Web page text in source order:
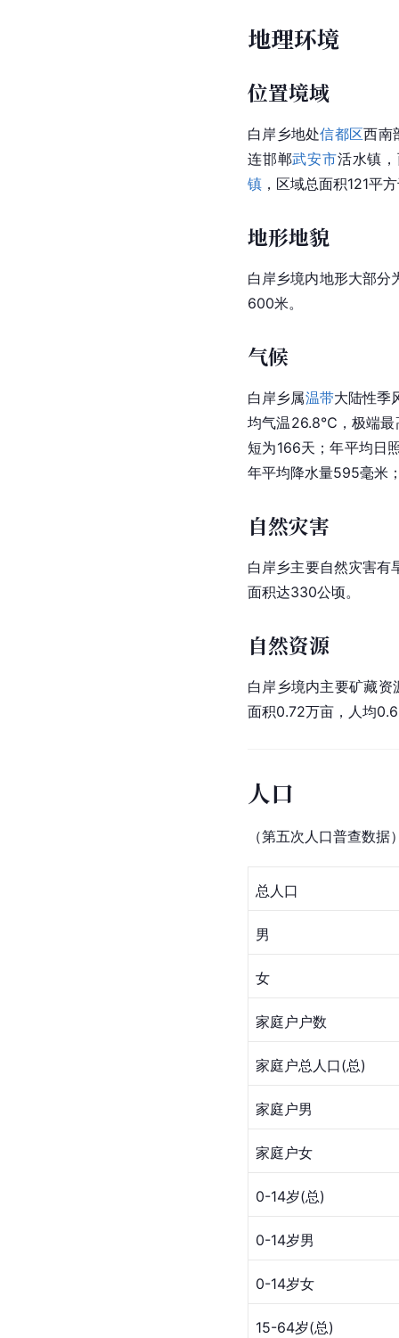
地理环境
位置境域
白岸乡地处信都区西南
连邯郸武安市活水镇
镇 ，区域总面积121平
地形地貌
白岸乡境内地形大部分
600米。
气候
白岸乡属温带大陆性季
均气温26.8℃，极端最
短为166天；年平均日
年平均降水量595毫米
自然灾害
白岸乡主要自然灾害有
面积达330公顷。
自然资源
白岸乡境内主要矿藏资
面积0.72万亩，人均
人口
（第五次人口普查数据
总人口
男
女
家庭户户数
家庭户总人口(总)
家庭户男
家庭户女
0-14岁(总)
0-14岁男
0-14岁女
15-64岁(总)